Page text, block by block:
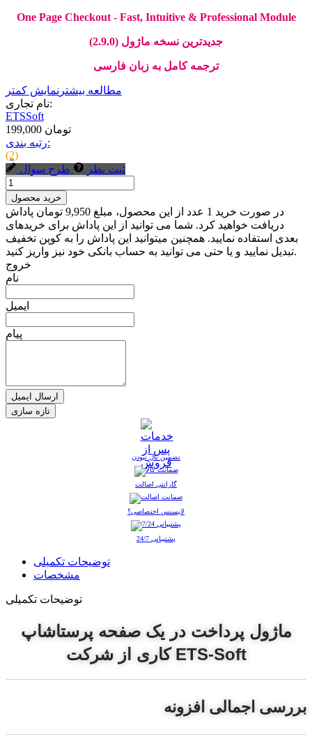
One Page Checkout - Fast, Intuitive & Professional Module
جدیدترین نسخه ماژول (2.9.0)
ترجمه کامل به زبان فارسی
مطالعه بیشتر نمایش کمتر
نام تجاری:
ETSSoft
199,000 تومان
رتبه بندی:
(2)
ثبت نظر
طرح سوال
خرید محصول
در صورت خرید 1 عدد از این محصول، مبلغ 9,950 تومان پاداش
دریافت خواهید کرد. شما می توانید از این پاداش برای خریدهای
بعدی استفاده نمایید. همچنین میتوانید این پاداش را به کوپن تخفیف
تبدیل نمایید و یا حتی می توانید به حساب بانکی خود نیز واریز کنید.
خروج
نام
ایمیل
پیام
ارسال ایمیل
تضمین نال نبودن
گارانتی اصالت
لایسنس اختصاصی؟
پشتیبانی 24/7
توضیحات تکمیلی
مشخصات
توضیحات تکمیلی
ماژول پرداخت در یک صفحه پرستاشاپ
کاری از شرکت ETS-Soft
بررسی اجمالی افزونه